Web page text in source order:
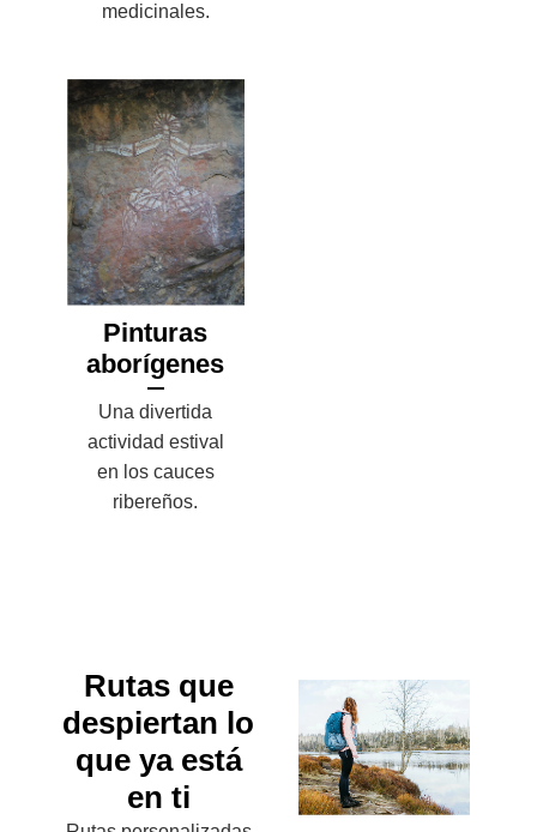
medicinales.
Pinturas
aborígenes
Una divertida
actividad estival
en los cauces
ribereños.
Rutas que
despiertan lo
que ya está
en ti